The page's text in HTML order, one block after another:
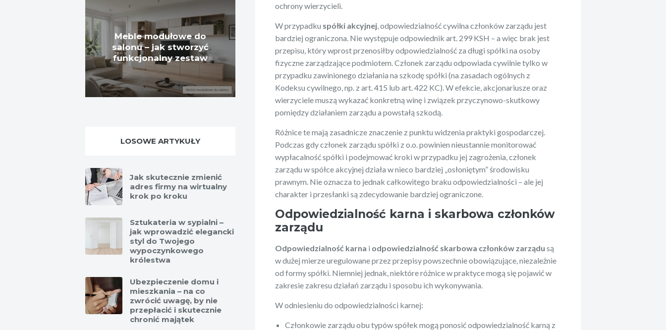
ochrony wierzycieli.
W przypadku spółki akcyjnej, odpowiedzialność cywilna członków zarządu jest
bardziej ograniczona. Nie występuje odpowiednik art. 299 KSH – a więc brak jest
przepisu, który wprost przenosiłby odpowiedzialność za długi spółki na osoby
fizyczne zarządzające podmiotem. Członek zarządu odpowiada cywilnie tylko w
przypadku zawinionego działania na szkodę spółki (na zasadach ogólnych z
Kodeksu cywilnego, np. z art. 415 lub art. 422 KC). W efekcie, akcjonariusze oraz
wierzyciele muszą wykazać konkretną winę i związek przyczynowo-skutkowy
pomiędzy działaniem zarządu a powstałą szkodą.
Różnice te mają zasadnicze znaczenie z punktu widzenia praktyki gospodarczej.
Podczas gdy członek zarządu spółki z o.o. powinien nieustannie monitorować
wypłacalność spółki i podejmować kroki w przypadku jej zagrożenia, członek
zarządu w spółce akcyjnej działa w nieco bardziej „osłoniętym” środowisku
prawnym. Nie oznacza to jednak całkowitego braku odpowiedzialności – ale jej
charakter i przesłanki są zdecydowanie bardziej ograniczone.
Odpowiedzialność karna i skarbowa członków
zarządu
Odpowiedzialność karna i odpowiedzialność skarbowa członków zarządu są
w dużej mierze uregulowane przez przepisy powszechnie obowiązujące, niezależnie
od formy spółki. Niemniej jednak, niektóre różnice w praktyce mogą się pojawić w
zakresie zakresu działań zarządu i sposobu ich wykonywania.
W odniesieniu do odpowiedzialności karnej:
Członkowie zarządu obu typów spółek mogą ponosić odpowiedzialność karną z
Meble modułowe do
salonu – jak stworzyć
funkcjonalny zestaw
LOSOWE ARTYKUŁY
Jak skutecznie zmienić
adres firmy na wirtualny
krok po kroku
Sztukateria w sypialni –
jak wprowadzić elegancki
styl do Twojego
wypoczynkowego
królestwa
Ubezpieczenie domu i
mieszkania – na co
zwrócić uwagę, by nie
przepłacić i skutecznie
chronić majątek